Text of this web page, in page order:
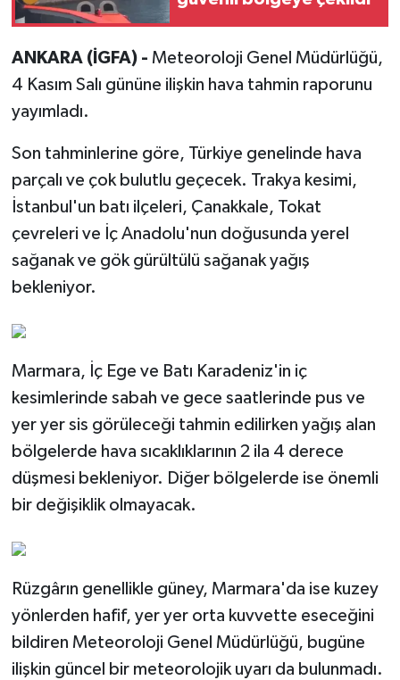
ANKARA (İGFA) - Meteoroloji Genel Müdürlüğü,
4 Kasım Salı gününe ilişkin hava tahmin raporunu
yayımladı.
Son tahminlerine göre, Türkiye genelinde hava
parçalı ve çok bulutlu geçecek. Trakya kesimi,
İstanbul'un batı ilçeleri, Çanakkale, Tokat
çevreleri ve İç Anadolu'nun doğusunda yerel
sağanak ve gök gürültülü sağanak yağış
bekleniyor.
Marmara, İç Ege ve Batı Karadeniz'in iç
kesimlerinde sabah ve gece saatlerinde pus ve
yer yer sis görüleceği tahmin edilirken yağış alan
bölgelerde hava sıcaklıklarının 2 ila 4 derece
düşmesi bekleniyor. Diğer bölgelerde ise önemli
bir değişiklik olmayacak.
Rüzgârın genellikle güney, Marmara'da ise kuzey
yönlerden hafif, yer yer orta kuvvette eseceğini
bildiren Meteoroloji Genel Müdürlüğü, bugüne
ilişkin güncel bir meteorolojik uyarı da bulunmadı.